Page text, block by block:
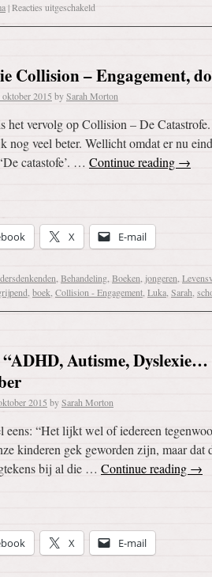
|Reacties uitgeschakeld
Collision – Engagement,
oktober 2015 bySarah Morton
het vervolg op Collision – De
nog veel beter. Wellicht omdat er nu
catastofe’. … Continue reading →
X E-mail
Behandeling Boeken jongeren
boek Collision - Engagement Luka Sarah
Autisme, Dyslexie…
2015 bySarah Morton
eens: “Het lijkt wel of iedereen
kinderen gek geworden zijn, maar
bij al die … Continue reading →
X E-mail